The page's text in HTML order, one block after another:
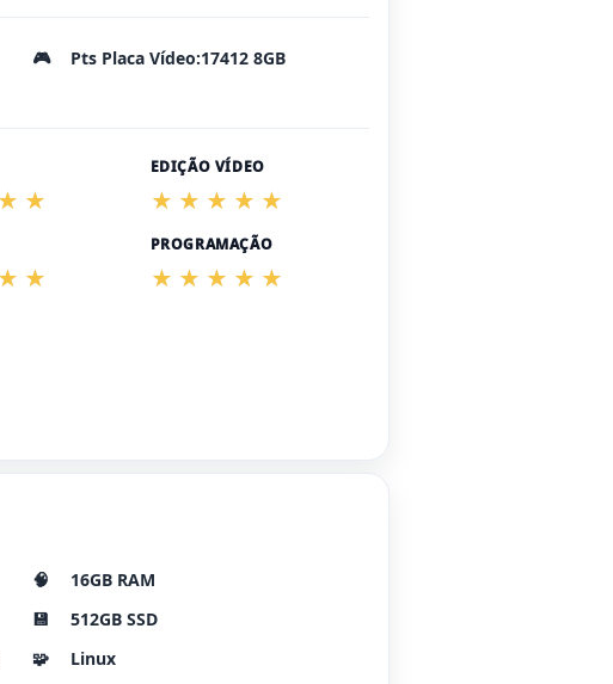
🎮
Pts Placa Vídeo:17412 8GB
EDIÇÃO VÍDEO
PROGRAMAÇÃO
🧠
16GB RAM
💾
512GB SSD
🧩 Linux